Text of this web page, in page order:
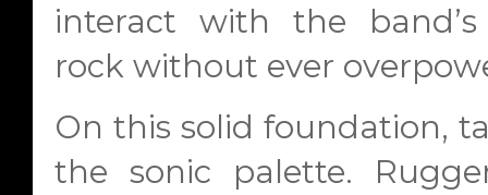
interact with the band’s
rock without ever
On this solid foundation,
the sonic palette.